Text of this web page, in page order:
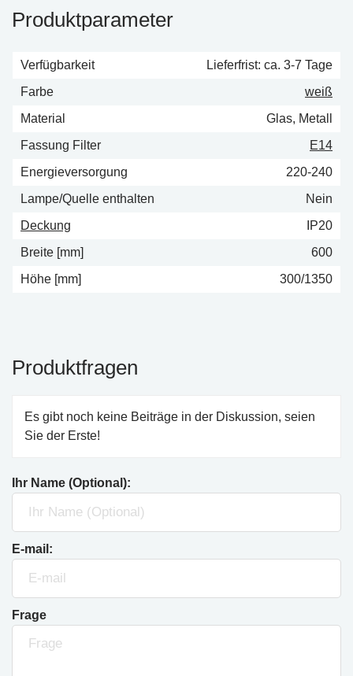
Produktparameter
Verfügbarkeit
Lieferfrist: ca. 3-7 Tage
Farbe
weiß
Material
Glas, Metall
Fassung Filter
E14
Energieversorgung
220-240
Lampe/Quelle enthalten
Nein
Deckung
IP20
Breite [mm]
600
Höhe [mm]
300/1350
Produktfragen
Es gibt noch keine Beiträge in der Diskussion, seien
Sie der Erste!
Ihr Name (Optional):
E-mail:
Frage